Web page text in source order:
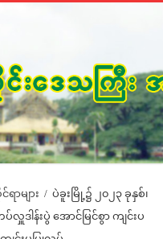
ာများ / ပဲခူးမြို့၌ ၂၀၂၃ ခုနှစ်၊
န်းပွဲ အောင်မြင်စွာ ကျင်းပ